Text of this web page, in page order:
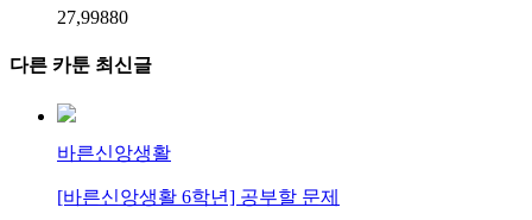
27,99880
다른 카툰 최신글
바른신앙생활
[바른신앙생활 6학년] 공부할 문제